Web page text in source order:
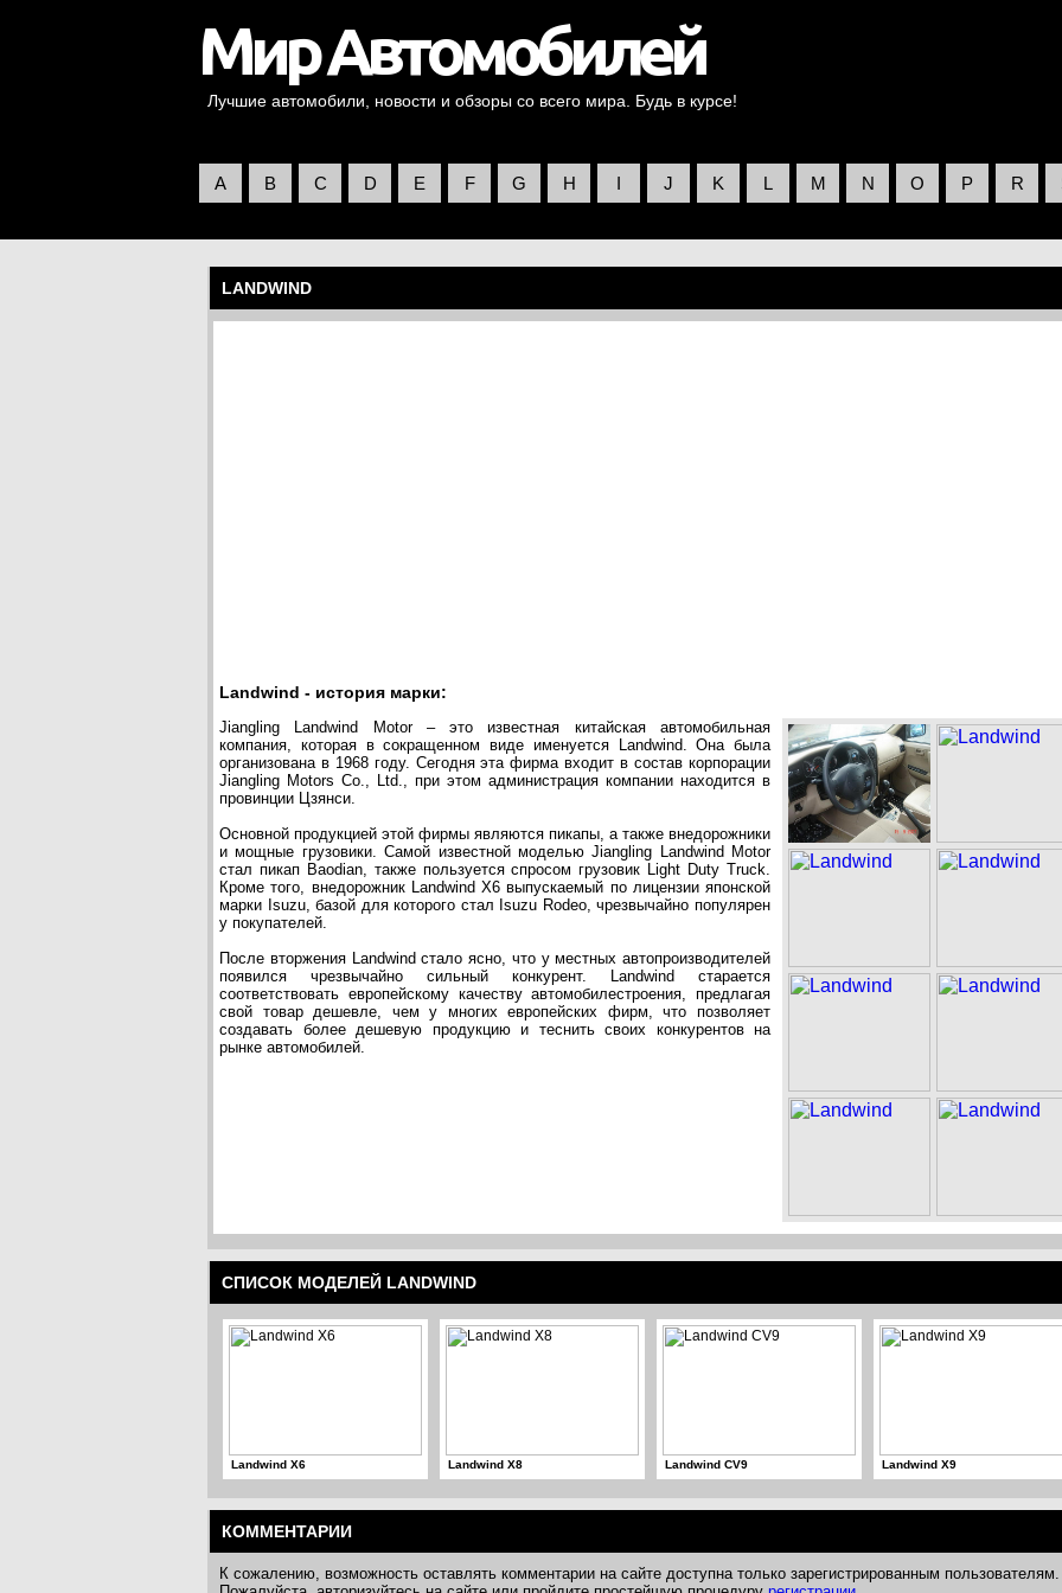
Лучшие автомобили, новости и обзоры со всего мира. Будь в курсе!
A B C D E F G H I J K L M N O P R
LANDWIND
Landwind - история марки:
Jiangling Landwind Motor – это известная китайская автомобильная
компания, которая в сокращенном виде именуется Landwind. Она была
организована в 1968 году. Сегодня эта фирма входит в состав корпорации
Jiangling Motors Co., Ltd., при этом администрация компании находится в
провинции Цзянси.
Основной продукцией этой фирмы являются пикапы, а также внедорожники
и мощные грузовики. Самой известной моделью Jiangling Landwind Motor
стал пикап Baodian, также пользуется спросом грузовик Light Duty Truck.
Кроме того, внедорожник Landwind X6 выпускаемый по лицензии японской
марки Isuzu, базой для которого стал Isuzu Rodeo, чрезвычайно популярен
у покупателей.
После вторжения Landwind стало ясно, что у местных автопроизводителей
появился чрезвычайно сильный конкурент. Landwind старается
соответствовать европейскому качеству автомобилестроения, предлагая
свой товар дешевле, чем у многих европейских фирм, что позволяет
создавать более дешевую продукцию и теснить своих конкурентов на
рынке автомобилей.
СПИСОК МОДЕЛЕЙ LANDWIND
Landwind X6 Landwind X8 Landwind CV9 Landwind X9
КОММЕНТАРИИ
К сожалению, возможность оставлять комментарии на сайте доступна только зарегистрированным пользователям.